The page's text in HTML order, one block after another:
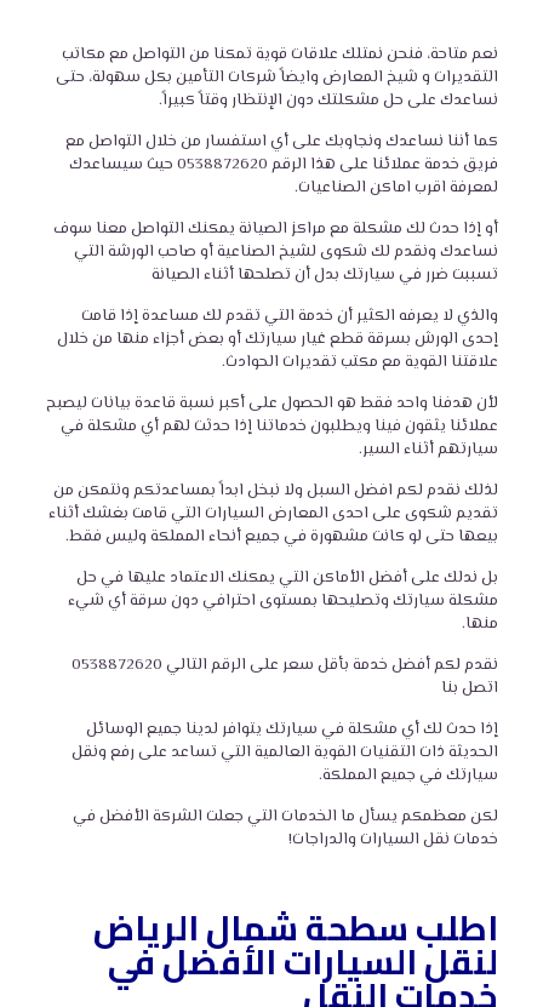
نعم متاحة، فنحن نمتلك علاقات قوية تمكنا من التواصل مع مكاتب
التقديرات و شيخ المعارض وايضاًشركات التأمينبكل سهولة، حتى
نساعدك على حل مشكلتك دون الإنتظار وقتاً كبيراً.
كما أننا نساعدك ونجاوبك على أي استفسار من خلال التواصل مع
فريق خدمة عملائنا على هذا الرقم 0538872620 حيث سيساعدك
لمعرفة اقرب اماكن الصناعيات.
أو إذا حدث لك مشكلة مع مراكز الصيانة يمكنك التواصل معنا سوف
نساعدك ونقدم لك شكوى لشيخ الصناعية أو صاحب الورشة التي
تسببت ضرر في سيارتك بدل أن تصلحها أثناء الصيانة
والذي لا يعرفه الكثير أن خدمة التيتقدم لك مساعدة إذا قامت
إحدى الورش بسرقة قطع غيار سيارتك أو بعض أجزاء منها من خلال
علاقتنا القوية مع مكتب تقديرات الحوادث.
لأن هدفنا واحد فقط هو الحصول على أكبر نسبة قاعدة بيانات ليصبح
عملائنا يثقون فينا ويطلبون خدماتنا إذا حدثت لهم أي مشكلة في
سيارتهم أثناء السير.
لذلك نقدم لكم افضل السبل ولا نبخل ابداً بمساعدتكم ونتمكن من
تقديم شكوى على احدى المعارض السيارات التي قامت بغشك أثناء
بيعها حتى لو كانت مشهورة في جميع أنحاء المملكة وليس فقط.
بل ندلك على أفضل الأماكن التي يمكنك الاعتماد عليها في حل
مشكلة سيارتك وتصليحها بمستوى احترافي دون سرقة أي شيء
منها.
نقدم لكم أفضل خدمة بأقل سعر على الرقم
التالي 0538872620
اتصل بنا
إذا حدث لك أي مشكلة في سيارتك يتوافر لدينا جميع الوسائل
الحديثة ذات التقنيات القوية العالمية التي تساعد على رفع ونقل
سيارتك في جميع المملكة.
لكن معظمكم يسأل ما الخدماتالتي جعلت الشركة الأفضل في
خدمات نقل السيارات والدراجات!
اطلب سطحة شمال الرياض
لنقل السيارات الأفضل في